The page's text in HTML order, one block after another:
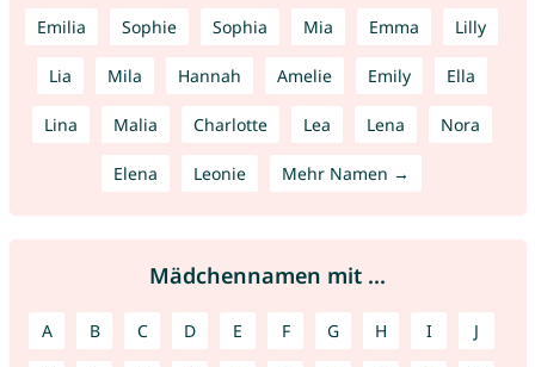
Emilia Sophie Sophia Mia Emma Lilly
Lia Mila Hannah Amelie Emily Ella
Lina Malia Charlotte Lea Lena Nora
Elena Leonie Mehr Namen →
Mädchennamen mit ...
A B C D E F G H I J